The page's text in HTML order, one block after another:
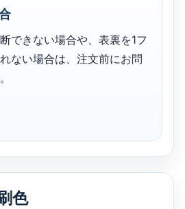
できない場合や、表裏を1フ
ない場合は、注文前にお問
色